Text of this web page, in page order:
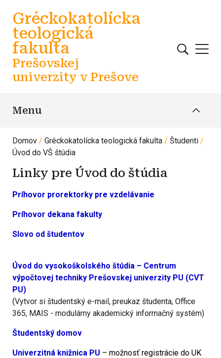
Gréckokatolícka
teologická
fakulta
Prešovskej
univerzity v Prešove
Menu
Domov Gréckokatolícka teologická fakulta
Študenti
Úvod do VŠ štúdia
Linky pre Úvod do štúdia
Príhovor prorektorky pre vzdelávanie
Príhovor dekana fakulty
Slovo od študentov
Úvod do vysokoškolského štúdia – Centrum
výpočtovej techniky Prešovskej univerzity PU (CVT
PU)
(Vytvor si študentský e-mail, preukaz študenta, Office
365, MAIS - modulárny akademický informačný systém)
Študentský domov
Univerzitná knižnica PU – možnosť registrácie do UK